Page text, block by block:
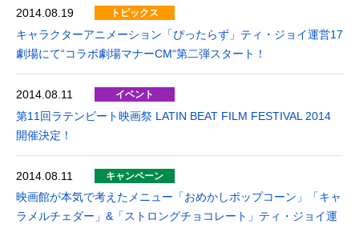
2014.08.19 トピックス
キャラクターアニメーション「ぴったらず」ティ・ジョイ運営17
劇場にて“コラボ劇場マナーCM“第二弾スタート！
2014.08.11 イベント
第11回ラテンビート映画祭 LATIN BEAT FILM FESTIVAL 2014
開催決定！
2014.08.11 キャンペーン
映画館が本気で考えたメニュー「おめかしポップコーン」「キャ
ラメルチェダー」&「ストロングチョコレート」ティ・ジョイ運